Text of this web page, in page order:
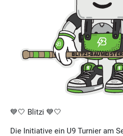
💙🤍 Blitzi 💙🤍
Die Initiative ein U9 Turnier am